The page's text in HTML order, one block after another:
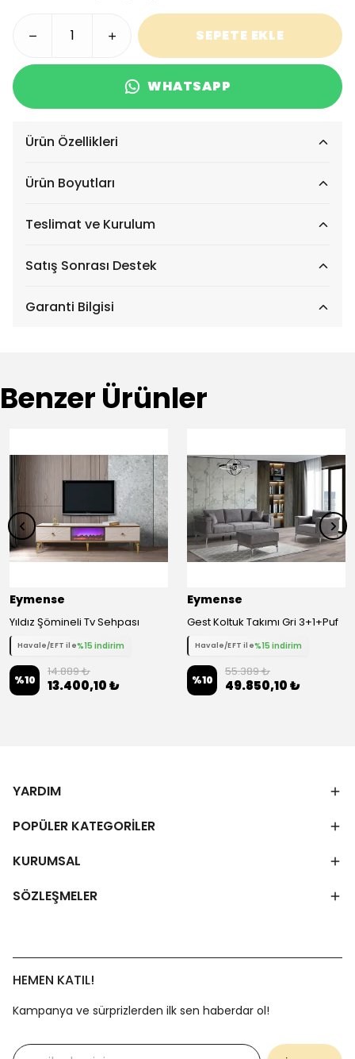
SEPETE EKLE
WHATSAPP
Ürün Özellikleri
Ürün Boyutları
Teslimat ve Kurulum
Satış Sonrası Destek
Garanti Bilgisi
Benzer Ürünler
Eymense
Yıldız Şömineli Tv Sehpası
Havale/EFT ile%15 indirim
%10
14.889 ₺
13.400,10 ₺
Eymense
Gest Koltuk Takımı Gri 3+1+Puf
Havale/EFT ile%15 indirim
%10
55.389 ₺
49.850,10 ₺
YARDIM
POPÜLER KATEGORİLER
KURUMSAL
SÖZLEŞMELER
HEMEN KATIL!
Kampanya ve sürprizlerden ilk sen haberdar ol!